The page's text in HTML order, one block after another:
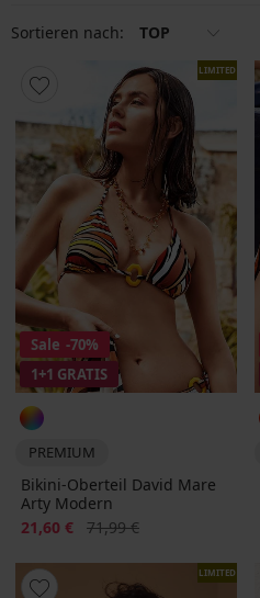
Sortieren nach: TOP
LIMITED
Sale -70%
1+1 GRATIS
PREMIUM
Bikini-Oberteil David Mare
Arty Modern
Rabatt
21,60 € Alter Preis
71,99 €
LIMITED